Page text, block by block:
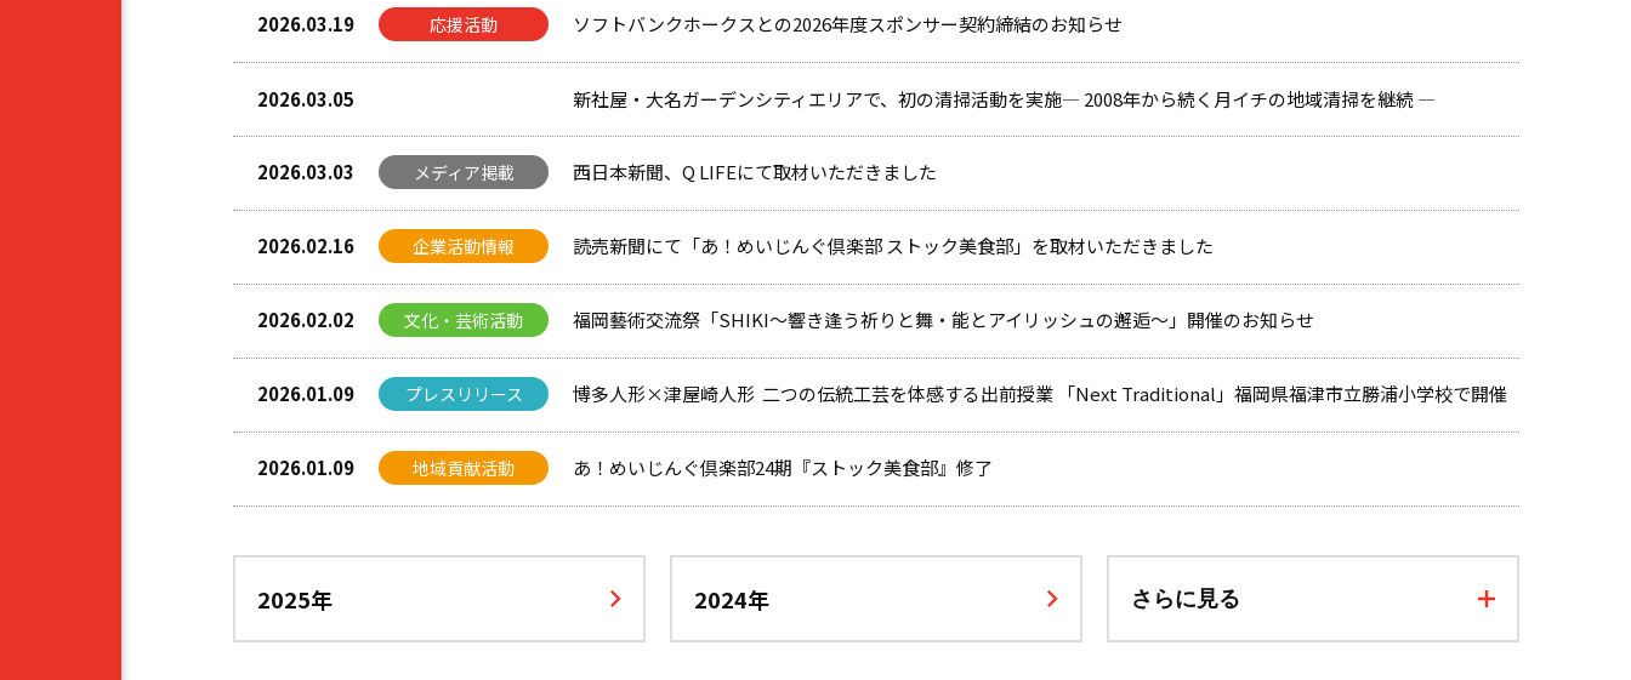
2026.03.19 応援活動 ソフトバンクホークスとの2026年度スポンサー契約締結のお知らせ
2026.03.05 新社屋・大名ガーデンシティエリアで、初の清掃活動を実施― 2008年から続く月イチの地域清掃を継続 ―
2026.03.03 メディア掲載 西日本新聞、Q LIFEにて取材いただきました
2026.02.16 企業活動情報 読売新聞にて「あ！めいじんぐ倶楽部 ストック美食部」を取材いただきました
2026.02.02 文化・芸術活動 福岡藝術交流祭「SHIKI～響き逢う祈りと舞・能とアイリッシュの邂逅～」開催のお知らせ
2026.01.09 プレスリリース 博多人形×津屋崎人形 ―― 二つの伝統工芸を体感する出前授業 「Next Traditional」福岡県福津市立勝浦小学校で開催
2026.01.09 地域貢献活動 あ！めいじんぐ倶楽部24期『ストック美食部』修了
2025年 2024年 さらに見る